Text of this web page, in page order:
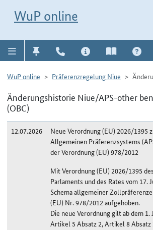
WuP online
WuP online Präferenzregelung Niue
Änderungshistorie Niue/APS-other
(OBC)
12.07.2026
Neue Verordnung (EU) 2026/1395
Allgemeinen Präferenzsystems
der Verordnung (EU) 978/2012
Mit Verordnung (EU) 2026/1395
Parlaments und des Rates vom 17.
Schema allgemeiner
(EU) Nr. 978/2012 aufgehoben.
Die neue Verordnung gilt ab dem 1.
Artikel 5 Absatz 2, Artikel 8